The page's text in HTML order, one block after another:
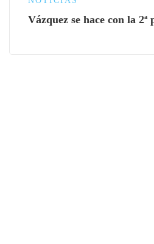
Vázquez se hace con la